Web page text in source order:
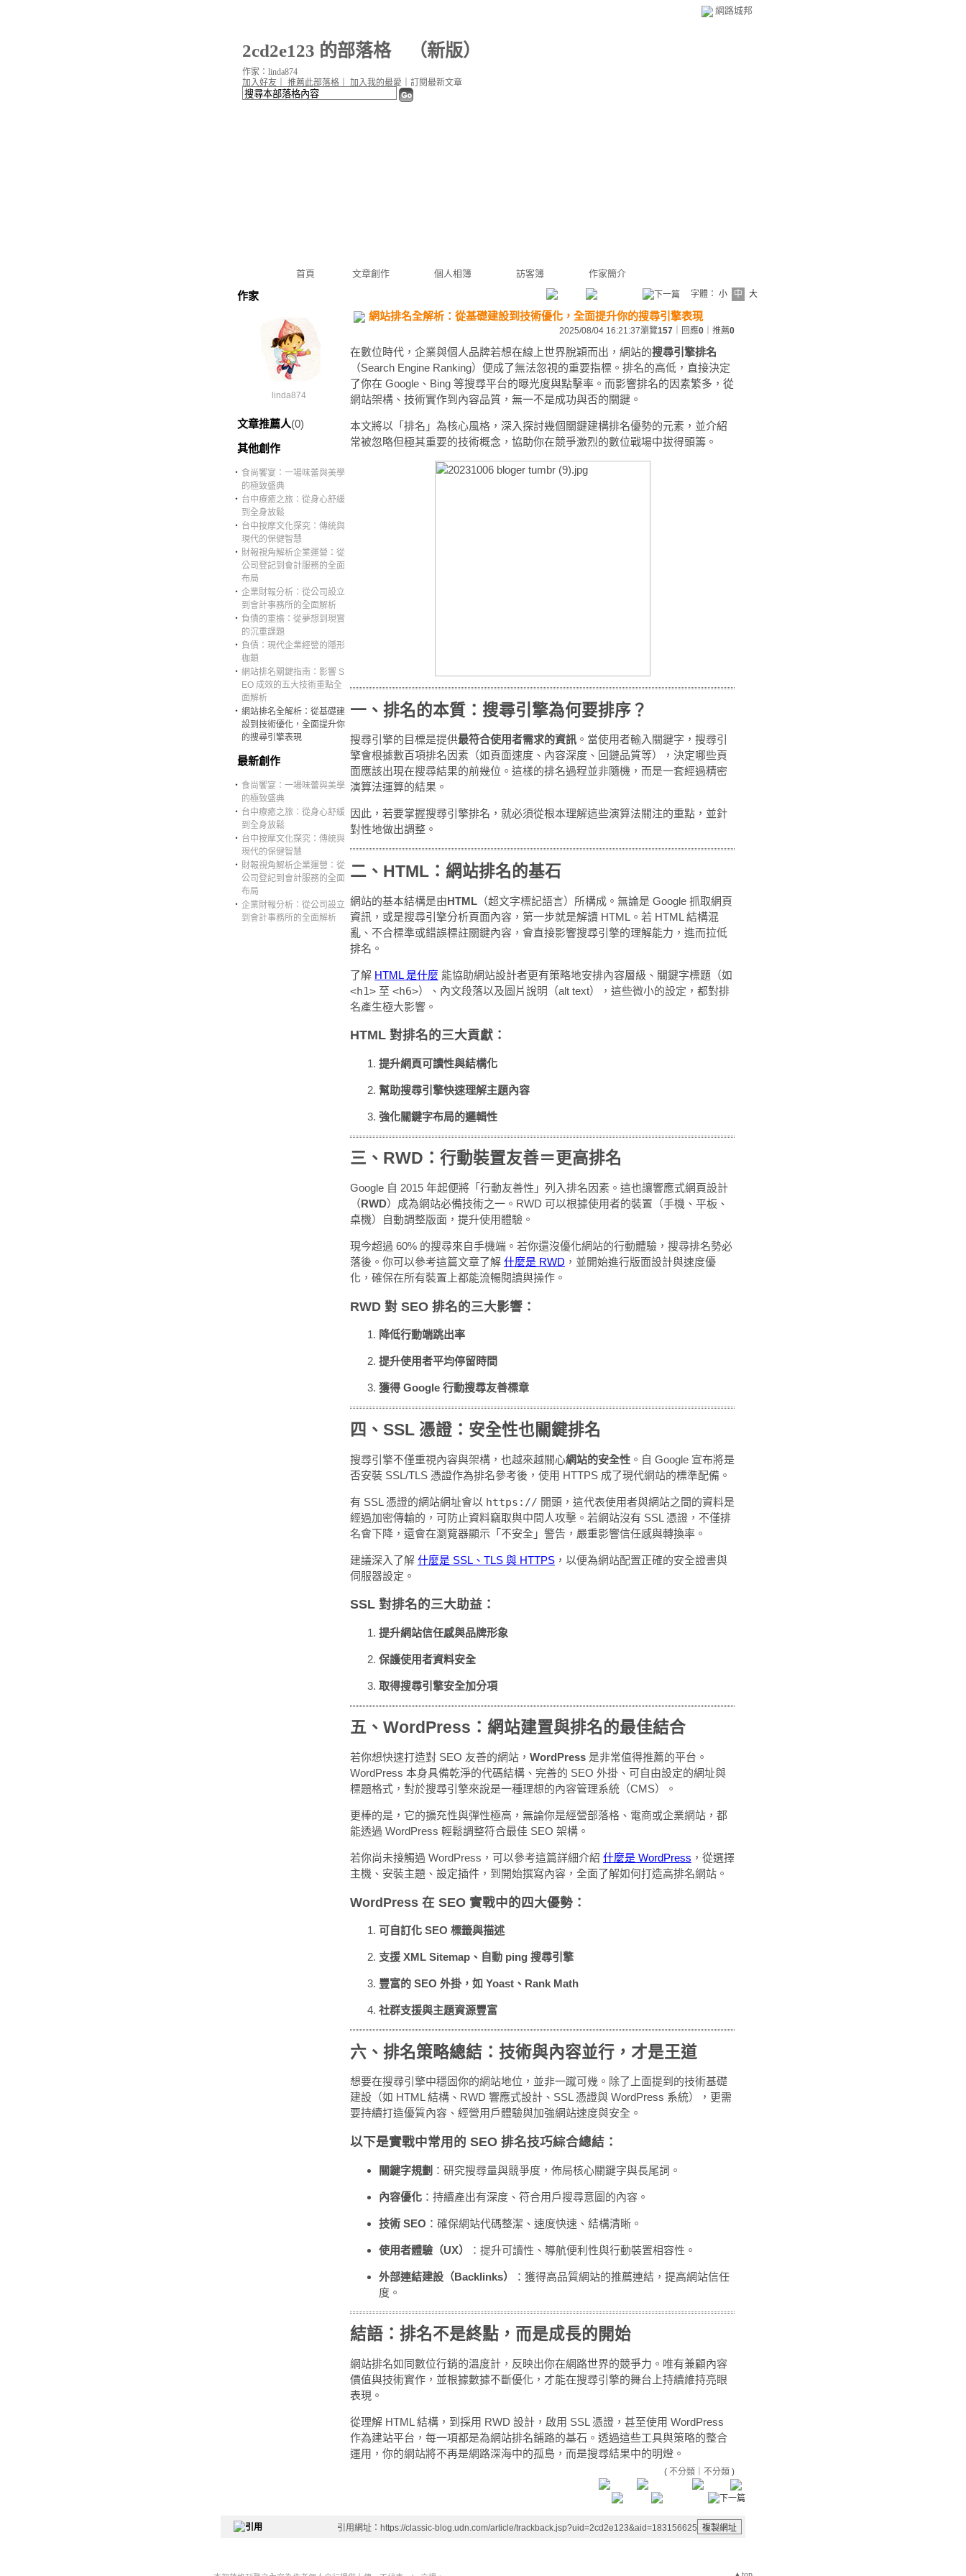
網路城邦
2cd2e123 的部落格（新版）
首頁 文章創作 個人相簿 訪客簿 作家簡介
加入好友 推薦此部落格 加入我的最愛 訂閱最新文章
作家：linda874
作家
linda874
文章推薦人(0)
其他創作
‧ 食尚饗宴：一場味蕾與美學
的極致盛典
‧ 台中療癒之旅：從身心舒緩
到全身放鬆
‧ 台中按摩文化探究：傳統與
現代的保健智慧
‧ 財報視角解析企業運營：從
公司登記到會計服務的全面
布局
‧ 企業財報分析：從公司設立
到會計事務所的全面解析
‧ 負債的重擔：從夢想到現實
的沉重課題
‧ 負債：現代企業經營的隱形
枷鎖
‧ 網站排名關鍵指南：影響 S
EO 成效的五大技術重點全
面解析
‧ 網站排名全解析：從基礎建
設到技術優化，全面提升你
的搜尋引擎表現
最新創作
‧ 食尚饗宴：一場味蕾與美學
的極致盛典
‧ 台中療癒之旅：從身心舒緩
到全身放鬆
‧ 台中按摩文化探究：傳統與
現代的保健智慧
‧ 財報視角解析企業運營：從
公司登記到會計服務的全面
布局
‧ 企業財報分析：從公司設立
到會計事務所的全面解析
字體： 小 中 大
網站排名全解析：從基礎建設到技術優化，全面提升你的搜尋引擎表現
2025/08/04 16:21:37瀏覽157 ｜回應0 ｜推薦0
在數位時代，企業與個人品牌若想在線上世界脫穎而出，網站的搜尋引擎排名
（Search Engine Ranking）便成了無法忽視的重要指標。排名的高低，直接決定
了你在 Google、Bing 等搜尋平台的曝光度與點擊率。而影響排名的因素繁多，從
網站架構、技術實作到內容品質，無一不是成功與否的關鍵。
本文將以「排名」為核心風格，深入探討幾個關鍵建構排名優勢的元素，並介紹
常被忽略但極其重要的技術概念，協助你在競爭激烈的數位戰場中拔得頭籌。
一、排名的本質：搜尋引擎為何要排序？
搜尋引擎的目標是提供最符合使用者需求的資訊 。當使用者輸入關鍵字，搜尋引
擎會根據數百項排名因素（如頁面速度、內容深度、回鏈品質等），決定哪些頁
面應該出現在搜尋結果的前幾位。這樣的排名過程並非隨機，而是一套經過精密
演算法運算的結果。
因此，若要掌握搜尋引擎排名，就必須從根本理解這些演算法關注的重點，並針
對性地做出調整。
二、HTML：網站排名的基石
網站的基本結構是由HTML （超文字標記語言）所構成。無論是 Google 抓取網頁
資訊，或是搜尋引擎分析頁面內容，第一步就是解讀 HTML。若 HTML 結構混
亂、不合標準或錯誤標註關鍵內容，會直接影響搜尋引擎的理解能力，進而拉低
排名。
了解 HTML 是什麼 能協助網站設計者更有策略地安排內容層級、關鍵字標題（如
<h1> 至 <h6>）、內文段落以及圖片說明（alt text），這些微小的設定，都對排
名產生極大影響。
HTML 對排名的三大貢獻：
提升網頁可讀性與結構化
幫助搜尋引擎快速理解主題內容
強化關鍵字布局的邏輯性
三、RWD：行動裝置友善＝更高排名
Google 自 2015 年起便將「行動友善性」列入排名因素。這也讓響應式網頁設計
（RWD）成為網站必備技術之一。RWD 可以根據使用者的裝置（手機、平板、
桌機）自動調整版面，提升使用體驗。
現今超過 60% 的搜尋來自手機端。若你還沒優化網站的行動體驗，搜尋排名勢必
落後。你可以參考這篇文章了解 什麼是 RWD ，並開始進行版面設計與速度優
化，確保在所有裝置上都能流暢閱讀與操作。
RWD 對 SEO 排名的三大影響：
降低行動端跳出率
提升使用者平均停留時間
獲得 Google 行動搜尋友善標章
四、SSL 憑證：安全性也關鍵排名
搜尋引擎不僅重視內容與架構，也越來越關心網站的安全性 。自 Google 宣布將是
否安裝 SSL/TLS 憑證作為排名參考後，使用 HTTPS 成了現代網站的標準配備。
有 SSL 憑證的網站網址會以 https:// 開頭，這代表使用者與網站之間的資料是
經過加密傳輸的，可防止資料竊取與中間人攻擊。若網站沒有 SSL 憑證，不僅排
名會下降，還會在瀏覽器顯示「不安全」警告，嚴重影響信任感與轉換率。
建議深入了解 什麼是 SSL、TLS 與 HTTPS ，以便為網站配置正確的安全證書與
伺服器設定。
SSL 對排名的三大助益：
提升網站信任感與品牌形象
保護使用者資料安全
取得搜尋引擎安全加分項
五、WordPress：網站建置與排名的最佳結合
若你想快速打造對 SEO 友善的網站， WordPress 是非常值得推薦的平台。
WordPress 本身具備乾淨的代碼結構、完善的 SEO 外掛、可自由設定的網址與
標題格式，對於搜尋引擎來說是一種理想的內容管理系統（CMS）。
更棒的是，它的擴充性與彈性極高，無論你是經營部落格、電商或企業網站，都
能透過 WordPress 輕鬆調整符合最佳 SEO 架構。
若你尚未接觸過 WordPress，可以參考這篇詳細介紹 什麼是 WordPress ，從選擇
主機、安裝主題、設定插件，到開始撰寫內容，全面了解如何打造高排名網站。
WordPress 在 SEO 實戰中的四大優勢：
可自訂化 SEO 標籤與描述
支援 XML Sitemap、自動 ping 搜尋引擎
豐富的 SEO 外掛，如 Yoast、Rank Math
社群支援與主題資源豐富
六、排名策略總結：技術與內容並行，才是王道
想要在搜尋引擎中穩固你的網站地位，並非一蹴可幾。除了上面提到的技術基礎
建設（如 HTML 結構、RWD 響應式設計、SSL 憑證與 WordPress 系統），更需
要持續打造優質內容、經營用戶體驗與加強網站速度與安全。
以下是實戰中常用的 SEO 排名技巧綜合總結：
關鍵字規劃 ：研究搜尋量與競爭度，佈局核心關鍵字與長尾詞。
內容優化 ：持續產出有深度、符合用戶搜尋意圖的內容。
技術 SEO ：確保網站代碼整潔、速度快速、結構清晰。
使用者體驗（UX） ：提升可讀性、導航便利性與行動裝置相容性。
外部連結建設（Backlinks）
：獲得高品質網站的推薦連結，提高網站信任
度。
結語：排名不是終點，而是成長的開始
網站排名如同數位行銷的溫度計，反映出你在網路世界的競爭力。唯有兼顧內容
價值與技術實作，並根據數據不斷優化，才能在搜尋引擎的舞台上持續維持亮眼
表現。
從理解 HTML 結構，到採用 RWD 設計，啟用 SSL 憑證，甚至使用 WordPress
作為建站平台，每一項都是為網站排名鋪路的基石。透過這些工具與策略的整合
運用，你的網站將不再是網路深海中的孤島，而是搜尋結果中的明燈。
( 不分類 不分類 )
引用網址：https://classic-blog.udn.com/article/trackback.jsp?uid=2cd2e123&aid=183156625